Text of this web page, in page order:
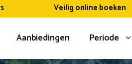
Veilig online boeken
Aanbiedingen Periode